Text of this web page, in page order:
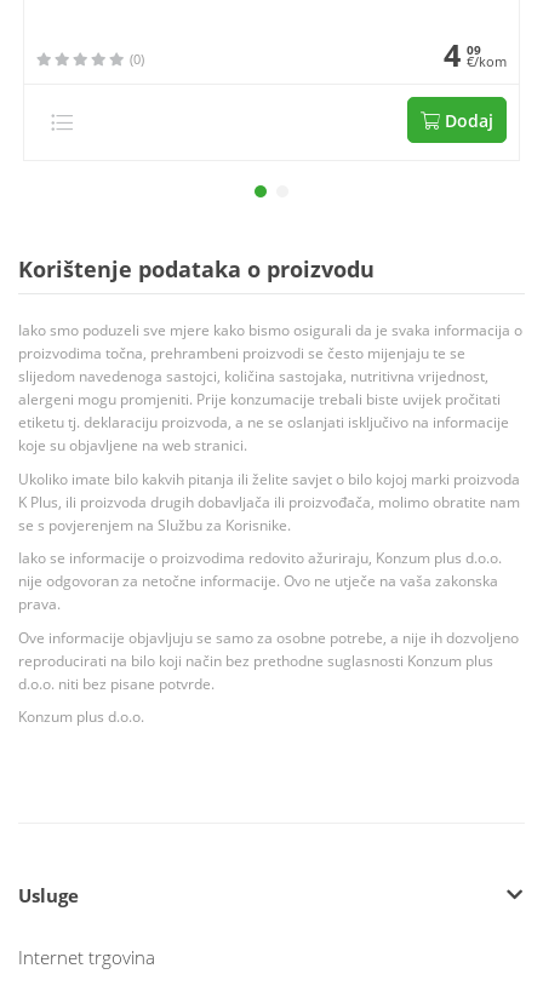
(0) 4 09
€/kom
Dodaj
Korištenje podataka o proizvodu
Iako smo poduzeli sve mjere kako bismo osigurali da je svaka informacija o
proizvodima točna, prehrambeni proizvodi se često mijenjaju te se
slijedom navedenoga sastojci, količina sastojaka, nutritivna vrijednost,
alergeni mogu promjeniti. Prije konzumacije trebali biste uvijek pročitati
etiketu tj. deklaraciju proizvoda, a ne se oslanjati isključivo na informacije
koje su objavljene na web stranici.
Ukoliko imate bilo kakvih pitanja ili želite savjet o bilo kojoj marki proizvoda
K Plus, ili proizvoda drugih dobavljača ili proizvođača, molimo obratite nam
se s povjerenjem na Službu za Korisnike.
Iako se informacije o proizvodima redovito ažuriraju, Konzum plus d.o.o.
nije odgovoran za netočne informacije. Ovo ne utječe na vaša zakonska
prava.
Ove informacije objavljuju se samo za osobne potrebe, a nije ih dozvoljeno
reproducirati na bilo koji način bez prethodne suglasnosti Konzum plus
d.o.o. niti bez pisane potvrde.
Konzum plus d.o.o.
Usluge
Internet trgovina